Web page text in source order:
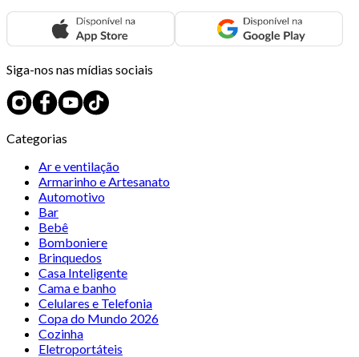
Siga-nos nas mídias sociais
Categorias
Ar e ventilação
Armarinho e Artesanato
Automotivo
Bar
Bebê
Bomboniere
Brinquedos
Casa Inteligente
Cama e banho
Celulares e Telefonia
Copa do Mundo 2026
Cozinha
Eletroportáteis